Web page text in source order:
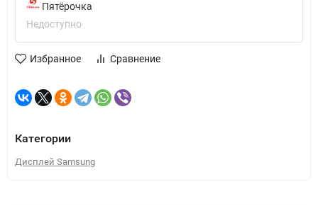
Пятёрочка
Недоступно
Избранное Сравнение
Категории
Дисплей Samsung